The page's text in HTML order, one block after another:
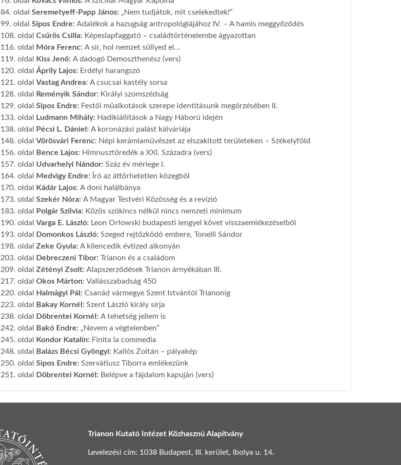
84. oldal Seremetyeff-Papp János: „Nem tudjátok, mit cselekedtek!”
99. oldal Sipos Endre: Adalékok a hazugság antropológiájához IV. – A hamis meggyőződés
108. oldal Csűrös Csilla: Képeslapfaggató – családtörténelembe ágyazottan
116. oldal
Móra Ferenc: A sír, hol nemzet süllyed el…
119. oldal
Kiss Jenő: A dadogó Demoszthenész (vers)
120. oldal Áprily Lajos: Erdélyi harangszó
121. oldal Vastag Andrea: A csucsai kastély sorsa
128. oldal
Reményik Sándor: Királyi szomszédság
129. oldal Sipos Endre: Festői műalkotások szerepe identitásunk megőrzésében II.
133. oldal
Ludmann Mihály: Hadikiállítások a Nagy Háború idején
138. oldal
Pécsi L. Dániel : A koronázási palást kálváriája
148. oldal Vörösvári Ferenc: Népi kerámiaművészet az elszakított területeken – Székelyföld
156. oldal
Bence Lajos: Himnusztöredék a XXI. Századra (vers)
157. oldal Udvarhelyi Nándor: Száz év mérlege I.
164. oldal
Medvigy Endre:
Író az áttörhetetlen közegből
170. oldal
Kádár Lajos: A doni halálbánya
173. oldal Szekér Nóra: A Magyar Testvéri Közösség és a revízió
183. oldal
Polgár Szilvia: Közös szókincs nélkül nincs nemzeti minimum
190. oldal Varga E. László: Leon Orłowski budapesti lengyel követ visszaemlékezéseiből
193. oldal
Domonkos László: Szeged rejtőzködő embere, Tonelli Sándor
198. oldal Zeke Gyula: A kilencedik évtized alkonyán
203. oldal
Debreczeni Tibor: Trianon és a családom
209. oldal Zétényi Zsolt: Alapszerződések Trianon árnyékában III.
217. oldal Okos Márton: Vallásszabadság 450
220. oldal
Halmágyi Pál : Csanád vármegye Szent Istvántól Trianonig
223. oldal
Bakay Kornél : Szent László király sírja
238. oldal
Döbrentei Kornél : A tehetség jellem is
242. oldal
Bakó Endre: „Nevem a végtelenben”
245. oldal
Kondor Katalin: Finita la commedia
248. oldal
Balázs Bécsi Gyöngyi: Kallós Zoltán – pályakép
250. oldal Sipos Endre: Szervátiusz Tiborra emlékezünk
251. oldal
Döbrentei Kornél : Belépve a fájdalom kapuján (vers)
Trianon Kutató Intézet Közhasznú Alapítvány
Levelezési cím: 1038 Budapest, III. kerület, Ibolya u. 14.